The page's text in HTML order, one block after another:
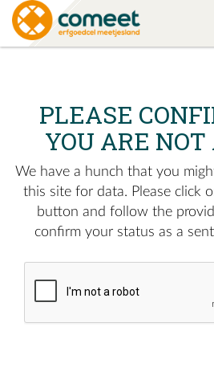
PLEASE
YOU ARE NOT
We have a hunch that you
this site for data. Please click
button and follow the
confirm your status as a